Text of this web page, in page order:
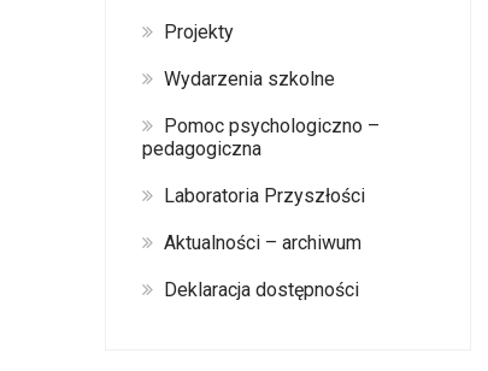
Projekty
Wydarzenia szkolne
Pomoc psychologiczno –
pedagogiczna
Laboratoria Przyszłości
Aktualności – archiwum
Deklaracja dostępności